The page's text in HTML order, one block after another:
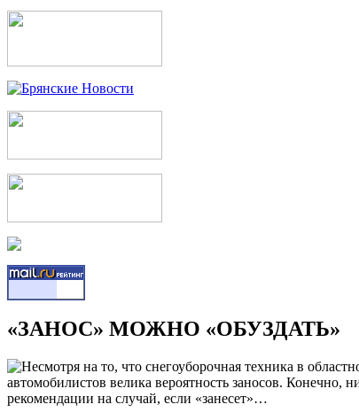
«ЗАНОС» МОЖНО «ОБУЗДАТЬ»
Несмотря на то, что снегоуборочная техника в
автомобилистов велика вероятность заносов.
рекомендации на случай, если «занесет»…